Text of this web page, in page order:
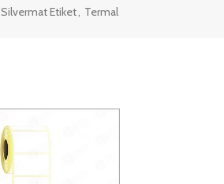
Silvermat Etiket, Termal